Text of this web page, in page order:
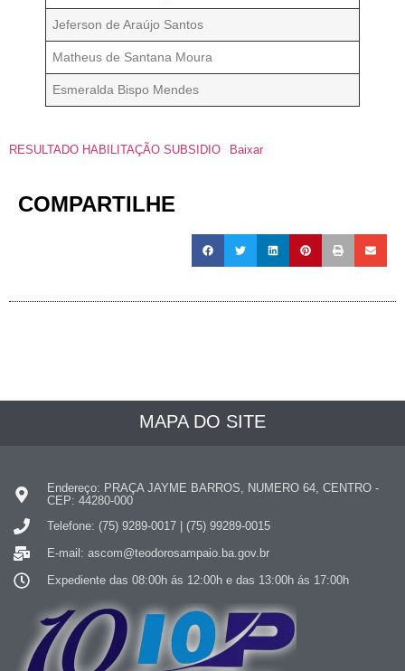
Jeferson de Araújo Santos
Matheus de Santana Moura
Esmeralda Bispo Mendes
RESULTADO HABILITAÇÃO SUBSIDIO Baixar
COMPARTILHE
MAPA DO SITE
Endereço: PRAÇA JAYME BARROS, NUMERO 64, CENTRO -
CEP: 44280-000
Telefone: (75) 9289-0017 | (75) 99289-0015
E-mail: ascom@teodorosampaio.ba.gov.br
Expediente das 08:00h ás 12:00h e das 13:00h ás 17:00h